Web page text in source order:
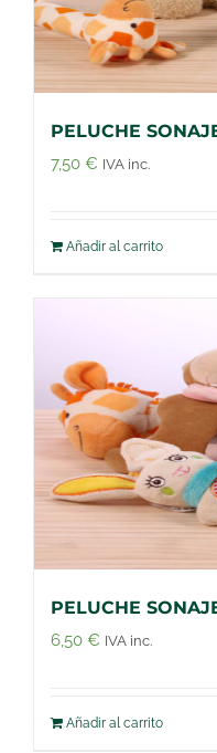
PELUCHE
7,50 € IVA inc.
Añadir al carrito
PELUCHE
6,50 € IVA inc.
Añadir al carrito